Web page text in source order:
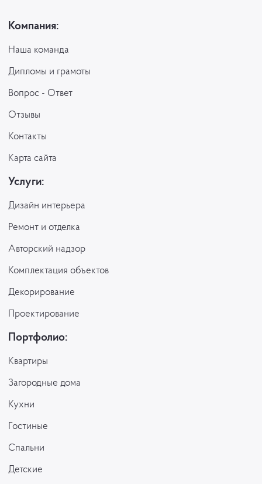
Компания:
Наша команда
Дипломы и грамоты
Вопрос - Ответ
Отзывы
Контакты
Карта сайта
Услуги:
Дизайн интерьера
Ремонт и отделка
Авторский надзор
Комплектация объектов
Декорирование
Проектирование
Портфолио:
Квартиры
Загородные дома
Кухни
Гостиные
Спальни
Детские